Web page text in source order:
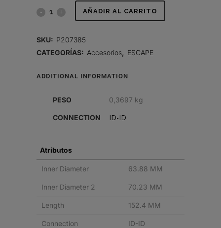
REDUCTOR, AÑADIR AL CARRITO
SKU: P207385
CATEGORÍAS: Accesorios ESCAPE
ADDITIONAL INFORMATION
PESO 0,3697 kg
CONNECTION ID-ID
Atributos
Inner Diameter 63.88 MM
Inner Diameter 2 70.23 MM
Length 152.4 MM
Connection ID-ID